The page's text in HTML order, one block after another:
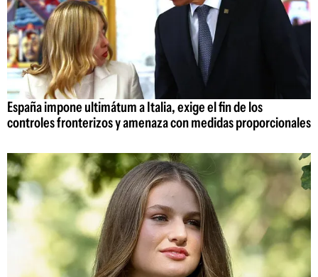
España impone ultimátum a Italia, exige el fin de los
controles fronterizos y amenaza con medidas proporcionales